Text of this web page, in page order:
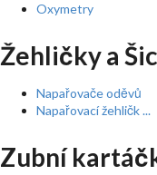
Oxymetry
Žehličky a
Napařovače oděvů
Napařovací žehličk ...
Zubní